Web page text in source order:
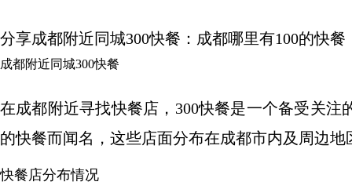
分享成都附近同城300快餐：成都哪里有100的快餐
成都附近同城300快餐
在成都附近寻找快餐店，300快餐是一个备受关
的快餐而闻名，这些店面分布在成都市内及周边
快餐店分布情况